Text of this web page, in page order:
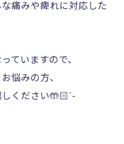
痛みや痺れに対応した
ていますので、
悩みの方、
ください🤲🏻´-